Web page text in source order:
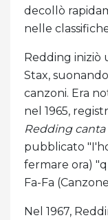
decollò
nelle
Redding iniziò
Stax,
canzoni. Era
nel 1965,
Redding canta
pubblicato
fermare ora)
Fa-Fa
Nel 1967,